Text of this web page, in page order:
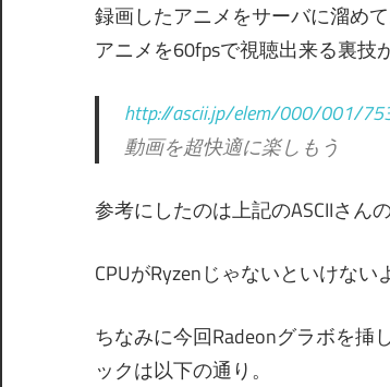
録画したアニメをサーバに溜め
アニメを60fpsで視聴出来る裏技
http://ascii.jp/elem/000/001/
動画を超快適に楽しもう
参考にしたのは上記のASCIIさんの
CPUがRyzenじゃないといけな
ちなみに今回Radeonグラボを挿
ックは以下の通り。